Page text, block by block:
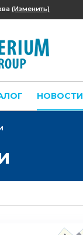
(Изменить)
НОВОСТИ